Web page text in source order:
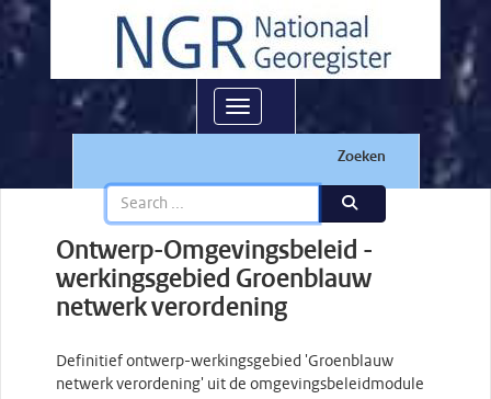
Toggle navigation
Zoeken
Ontwerp-Omgevingsbeleid -
werkingsgebied Groenblauw
netwerk verordening
Definitief ontwerp-werkingsgebied 'Groenblauw
netwerk verordening' uit de omgevingsbeleidmodule